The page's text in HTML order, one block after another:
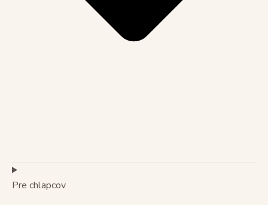
Pre chlapcov